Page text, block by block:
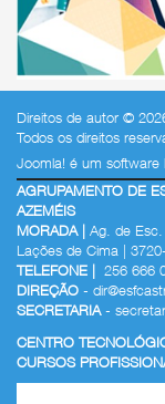
Direitos de autor ©
Todos os direitos
Joomla! é um software
AGRUPAMENTO DE
AZEMÉIS
MORADA | Ag. de
Lações de Cima |
TELEFONE | 256 666
DIREÇÃO -
SECRETARIA-
CENTRO
CURSOS